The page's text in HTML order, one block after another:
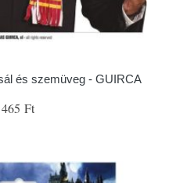
és szemüveg - GUIRCA
Ft